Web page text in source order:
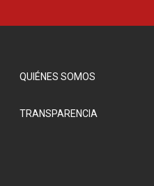
QUIÉNES SOMOS
TRANSPARENCIA